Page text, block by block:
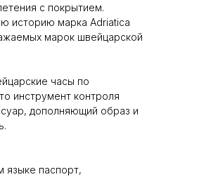
с покрытием.
историю марка Adriatica
марок швейцарской
часы по
инструмент контроля
дополняющий образ и
языке паспорт,